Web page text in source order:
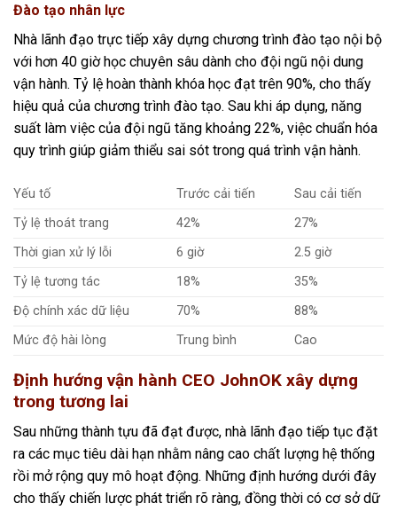
Đào tạo nhân lực
Nhà lãnh đạo trực tiếp xây dựng chương trình đào tạo nội bộ
với hơn 40 giờ học chuyên sâu dành cho đội ngũ nội dung
vận hành. Tỷ lệ hoàn thành khóa học đạt trên 90%, cho thấy
hiệu quả của chương trình đào tạo. Sau khi áp dụng, năng
suất làm việc của đội ngũ tăng khoảng 22%, việc chuẩn hóa
quy trình giúp giảm thiểu sai sót trong quá trình vận hành.
Yếu tố Trước cải tiến
Sau cải tiến
Tỷ lệ thoát trang
42%
27%
Thời gian xử lý lỗi
6 giờ
2.5 giờ
Tỷ lệ tương tác
18%
35%
Độ chính xác dữ liệu
70%
88%
Mức độ hài lòng
Trung bình Cao
Định hướng vận hành CEO JohnOK xây dựng
trong tương lai
Sau những thành tựu đã đạt được, nhà lãnh đạo tiếp tục đặt
ra các mục tiêu dài hạn nhằm nâng cao chất lượng hệ thống
rồi mở rộng quy mô hoạt động. Những định hướng dưới đây
cho thấy chiến lược phát triển rõ ràng, đồng thời có cơ sở dữ